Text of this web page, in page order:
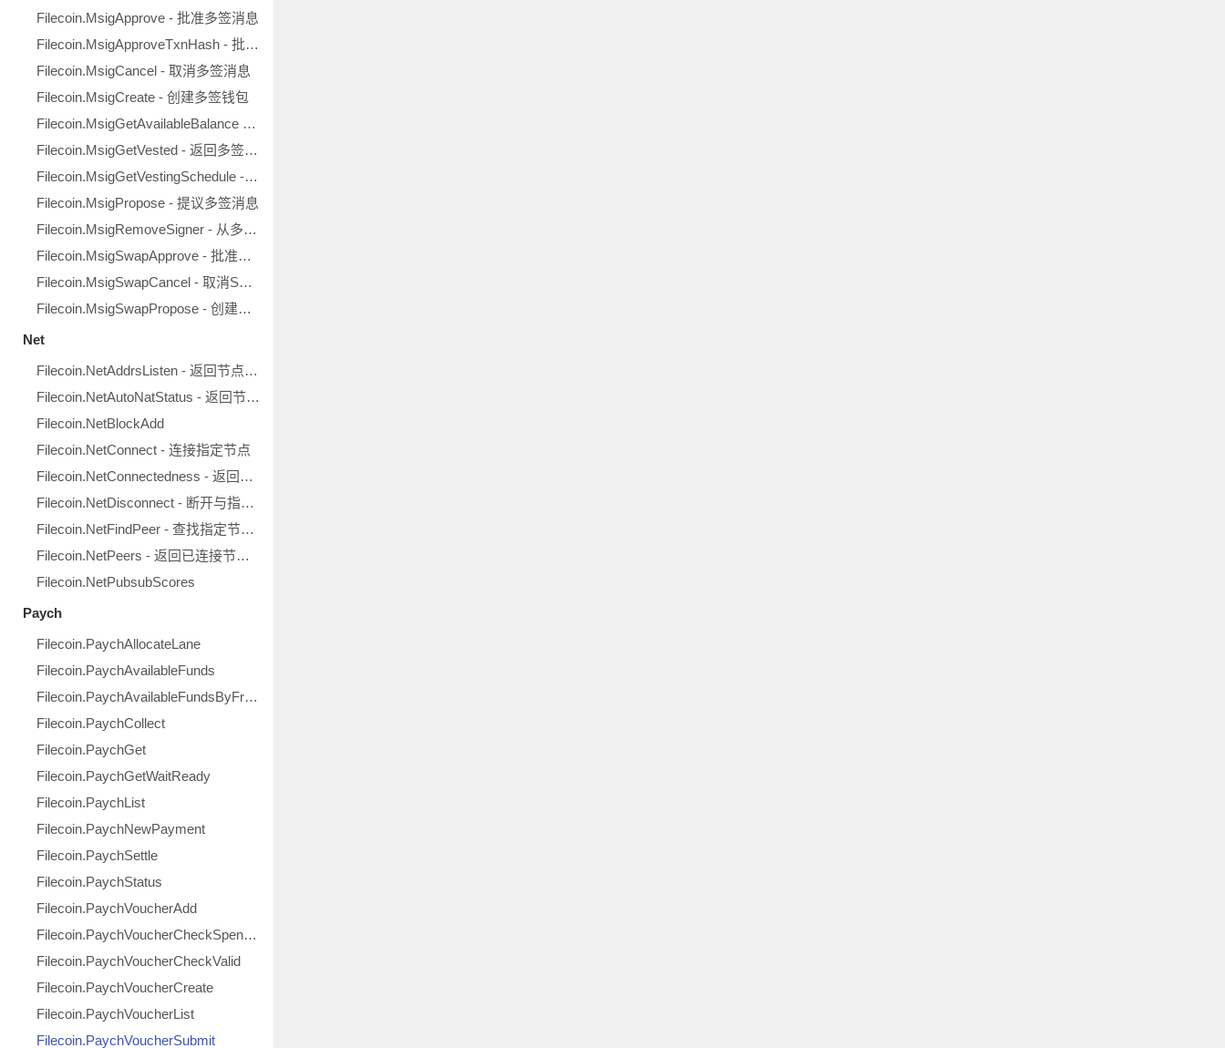
Filecoin.MsigApprove - 批准多签消息
Filecoin.MsigApproveTxnHash - 批准多签消息
Filecoin.MsigCancel - 取消多签消息
Filecoin.MsigCreate - 创建多签钱包
Filecoin.MsigGetAvailableBalance - 返回多签钱包的有效余额
Filecoin.MsigGetVested - 返回多签钱包的授权数量
Filecoin.MsigGetVestingSchedule - 返回多签钱包的授权详情
Filecoin.MsigPropose - 提议多签消息
Filecoin.MsigRemoveSigner - 从多签钱包移除一个签名方
Filecoin.MsigSwapApprove - 批准SwapSigner消息
Filecoin.MsigSwapCancel - 取消SwapSigner消息
Filecoin.MsigSwapPropose - 创建SwapSigner提议
Net
Filecoin.NetAddrsListen - 返回节点地址
Filecoin.NetAutoNatStatus - 返回节点NAT统计
Filecoin.NetBlockAdd
Filecoin.NetConnect - 连接指定节点
Filecoin.NetConnectedness - 返回节点连接状态
Filecoin.NetDisconnect - 断开与指定节点的连接
Filecoin.NetFindPeer - 查找指定节点的地址
Filecoin.NetPeers - 返回已连接节点清单
Filecoin.NetPubsubScores
Paych
Filecoin.PaychAllocateLane
Filecoin.PaychAvailableFunds
Filecoin.PaychAvailableFundsByFromTo
Filecoin.PaychCollect
Filecoin.PaychGet
Filecoin.PaychGetWaitReady
Filecoin.PaychList
Filecoin.PaychNewPayment
Filecoin.PaychSettle
Filecoin.PaychStatus
Filecoin.PaychVoucherAdd
Filecoin.PaychVoucherCheckSpendable
Filecoin.PaychVoucherCheckValid
Filecoin.PaychVoucherCreate
Filecoin.PaychVoucherList
Filecoin.PaychVoucherSubmit